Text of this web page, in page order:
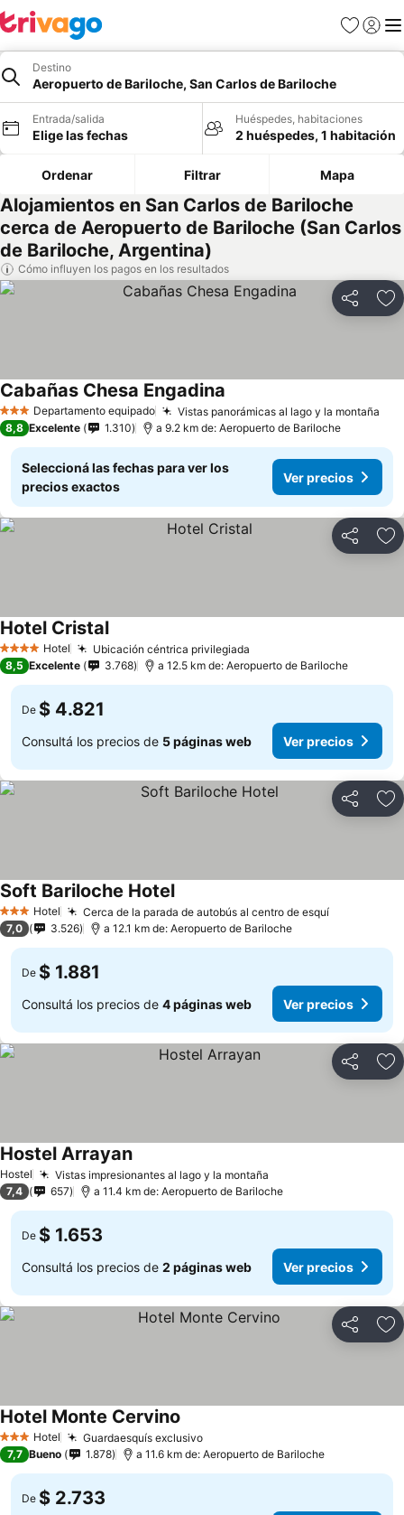
Favoritos
Iniciar
Destino
Aeropuerto de Bariloche, San Carlos de Bariloche
Entrada/salida
Elige las fechas
Huéspedes, habitaciones
2 huéspedes, 1 habitación
Ordenar Filtrar Mapa
Alojamientos en San Carlos de Bariloche
cerca de Aeropuerto de Bariloche (San Carlos
de Bariloche, Argentina)
Cómo influyen los pagos en los resultados
Compartir
3 EstrellasDepartamento equipado Vistas panorámicas al lago y la montaña
Cabañas Chesa Engadina
8,8 Excelente 1.310 a 9.2 km de: Aeropuerto de Bariloche
Seleccioná las fechas para ver los
precios exactos
Ver precios
Compartir
4 EstrellasHotel Ubicación céntrica privilegiada
Hotel Cristal
8,5 Excelente 3.768 a 12.5 km de: Aeropuerto de Bariloche
De $ 4.821
Consultá los precios de 5 páginas web Ver precios
Compartir
3 Estrellas
Hotel Cerca de la parada de autobús al centro de esquí
Soft Bariloche Hotel
7,0 3.526 a 12.1 km de: Aeropuerto de Bariloche
De $ 1.881
Consultá los precios de 4 páginas web Ver precios
Compartir
Hostel Vistas impresionantes al lago y la montaña
Hostel Arrayan
7,4 657 a 11.4 km de: Aeropuerto de Bariloche
De $ 1.653
Consultá los precios de 2 páginas web Ver precios
Compartir
3 Estrellas
Hotel Guardaesquís exclusivo
Hotel Monte Cervino
7,7 Bueno 1.878 a 11.6 km de: Aeropuerto de Bariloche
De $ 2.733